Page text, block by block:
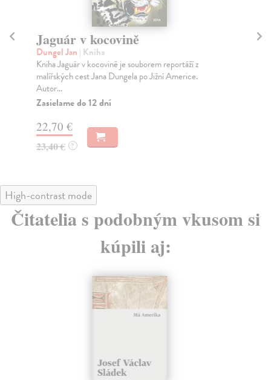
Jaguár v kocovině
Dungel Jan | Kniha
Kniha Jaguár v kocovině je souborem reportáží z
malířských cest Jana Dungela po Jižní Americe.
Autor...
Zasielame do 12 dní
22,70 €
23,40 € ?
High-contrast mode
Čitatelia s podobným vkusom si
kúpili aj: